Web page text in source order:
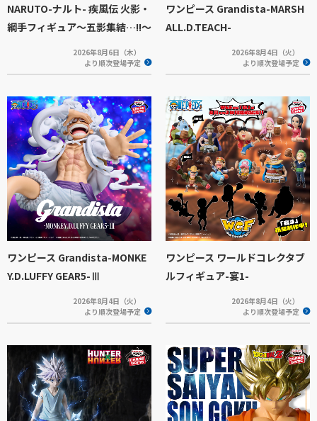
NARUTO-ナルト- 疾風伝 火影・
綱手フィギュア～五影集結…!!～
2026年8月6日（木）
より順次登場予定
ワンピース Grandista-MARSH
ALL.D.TEACH-
2026年8月4日（火）
より順次登場予定
ワンピース Grandista-MONKE
Y.D.LUFFY GEAR5-Ⅲ
2026年8月4日（火）
より順次登場予定
ワンピース ワールドコレクタブ
ルフィギュア-宴1-
2026年8月4日（火）
より順次登場予定